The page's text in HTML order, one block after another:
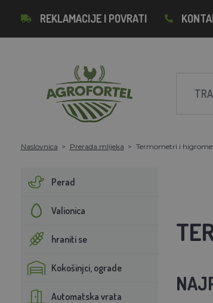
REKLAMACIJE I POVRATI
Naslovnica Prerada mlijeka Termometri i
Perad
Valionica
hraniti se
Kokošinjci, ograde
Automatska vrata